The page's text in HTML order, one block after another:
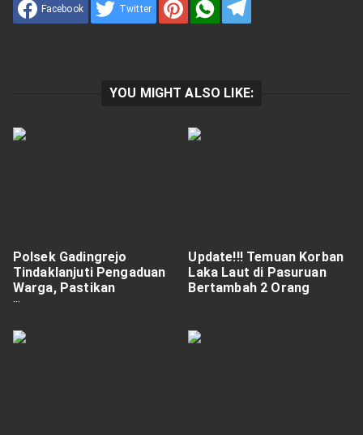
Facebook Twitter
YOU MIGHT ALSO LIKE:
Polsek Gadingrejo
Tindaklanjuti Pengaduan
Warga, Pastikan
Lapangan Kosong Bebas
Meresahkan
Update!!! Temuan Korban
Laka Laut di Pasuruan
Bertambah 2 Orang